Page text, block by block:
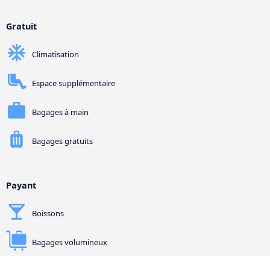
Gratuit
Climatisation
Espace supplémentaire
Bagages à main
Bagages gratuits
Payant
Boissons
Bagages volumineux